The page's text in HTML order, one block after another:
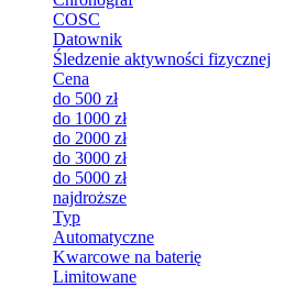
COSC
Datownik
Śledzenie aktywności fizycznej
Cena
do 500 zł
do 1000 zł
do 2000 zł
do 3000 zł
do 5000 zł
najdroższe
Typ
Automatyczne
Kwarcowe na baterię
Limitowane